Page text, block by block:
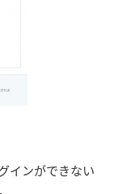
インができない